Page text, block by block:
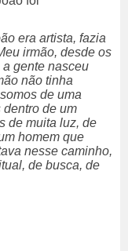
era artista, fazia
irmão, desde os
gente nasceu
não tinha
de uma
de um
de muita luz, de
homem que
nesse caminho,
de busca, de